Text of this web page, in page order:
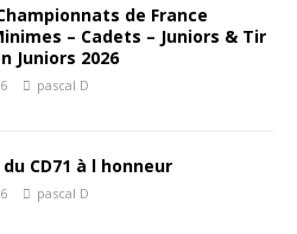
de France
– Cadets – Juniors & Tir
Juniors 2026
pascal D
CD71 à l honneur
pascal D